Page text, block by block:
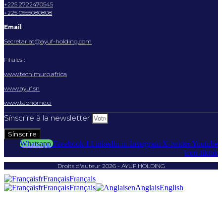
+225 2722470545
+225 0555080808
Email
Secretariat@ayuf-holding.com
Filiales :
www.tecnimuro.africa
www.ayuf.sn
www.taohome.ci
Sínscrire à la newsletter
Sínscrire
Whatsapp Facebook-f Linkedin-in Instagram X-twitterYoutube
Icon-tiktok
Droits d'auteur 2026 - AYUF HOLDING
frFrançaisFrançais
frFrançaisFrançais enAnglaisEnglish